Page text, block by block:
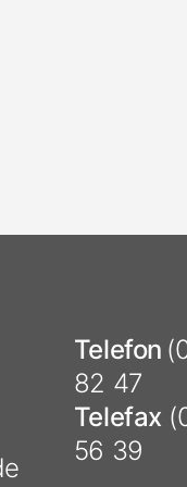
Telefon
82 47
Telefax
56 39